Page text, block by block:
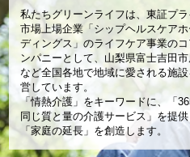
私たちグリーンライフは、東証プラ
市場上場企業「シップヘルスケア
ディングス」のライフケア事業のコ
ンパニーとして、山梨県富士吉田市
など全国各地で地域に愛される施設
営しています。
「情熱介護」をキーワードに、「
同じ質と量の介護サービス」を提
「家庭の延長」を創造します。